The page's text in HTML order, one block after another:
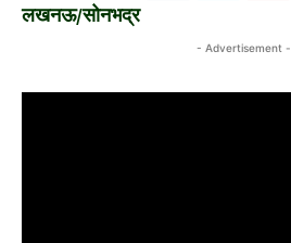
लखनऊ/सोनभद्र
- Advertisement -